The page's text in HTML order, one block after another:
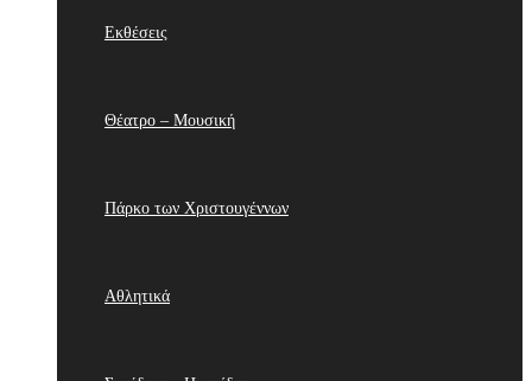
Εκθέσεις
Θέατρο – Μουσική
Πάρκο των Χριστουγέννων
Αθλητικά